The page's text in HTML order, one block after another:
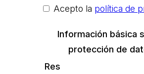
Acepto la política de
Información básica
protección de
Res